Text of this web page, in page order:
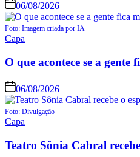
06/08/2026
Foto: Imagem criada por IA
Capa
O que acontece se a gente
06/08/2026
Foto: Divulgação
Capa
Teatro Sônia Cabral